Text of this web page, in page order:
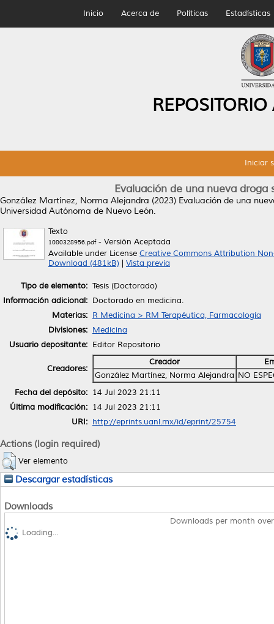
Inicio Acerca de Políticas Estadísticas
Iniciar
Evaluación de una nueva droga
González Martínez, Norma Alejandra (2023) Evaluación de una
Universidad Autónoma de Nuevo León.
Texto
1080328956.pdf- Versión Aceptada
Available under License Creative Commons Attribution
Download (481kB)
Vista previa
Tipo de elemento: Tesis (Doctorado)
Información adicional: Doctorado en medicina.
Materias: R Medicina > RM Terapéutica, Farmacología
Divisiones: Medicina
Usuario depositante: Editor Repositorio
Creadores:
Creador
González Martínez, Norma Alejandra NO
Fecha del depósito: 14 Jul 2023 21:11
Última modificación: 14 Jul 2023 21:11
URI: http://eprints.uanl.mx/id/eprint/25754
Actions (login required)
Ver elemento
Descargar estadísticas
Downloads
Downloads per month
Loading...